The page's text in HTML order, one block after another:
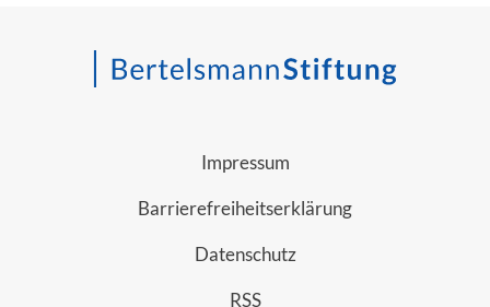
Impressum
Barrierefreiheitserklärung
Datenschutz
RSS